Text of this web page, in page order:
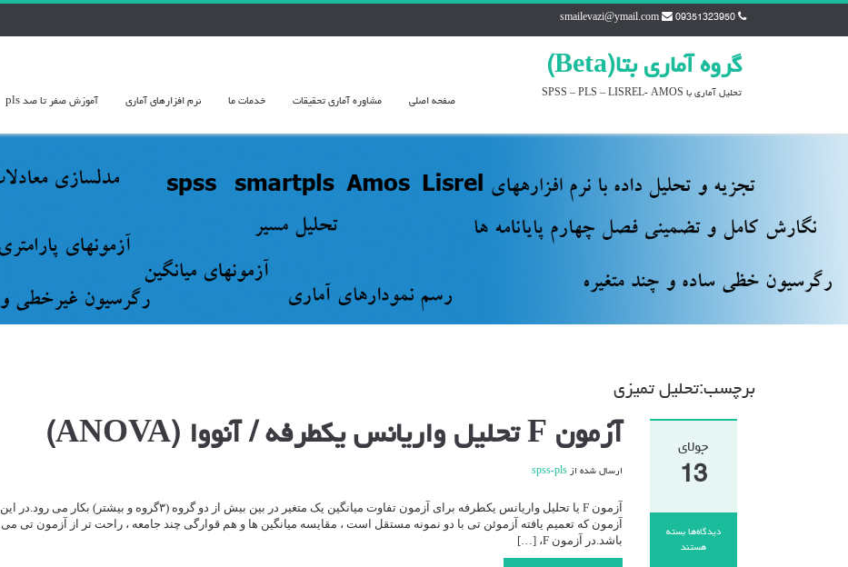
smailevazi@ymail.com
گروه آماري بتا(Beta)
تحليل آماري با SPSS – PLS – LISREL- AMOS
صفحه اصلی مشاوره آماري تحقيقات خدمات ما نرم افزارهای آماری آموزش صفر تا صد pls
برچسب:تحليل تميزي
جولای
13
دیدگاه‌ها
برای
بسته
هستند
آزمون F تحلیل واریانس یکطرفه / آنووا (ANOVA)
ارسال شده ازspss-pls
آزمون F یا تحلیل واریانس یکطرفه برای آزمون تفاوت میانگین یک متغیر در بین بیش از دو گروه (۳گروه و بیشتر) بکار می رود.در این
آزمون که تعمیم یافته آزموئن تی با دو نمونه مستقل است ، مقایسه میانگین ها و هم قوارگی چند جامعه ، راحت تر از آزمون تی می
باشد.در آزمون F، […]